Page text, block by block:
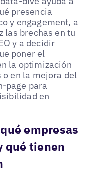
presencia
y engagement, a
las brechas en tu
y a decidir
poner el
la optimización
o en la mejora del
page para
en
empresas
qué tienen